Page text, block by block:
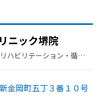
ニック堺院
ハビリテーション・​循環
金岡町五丁３番１０号